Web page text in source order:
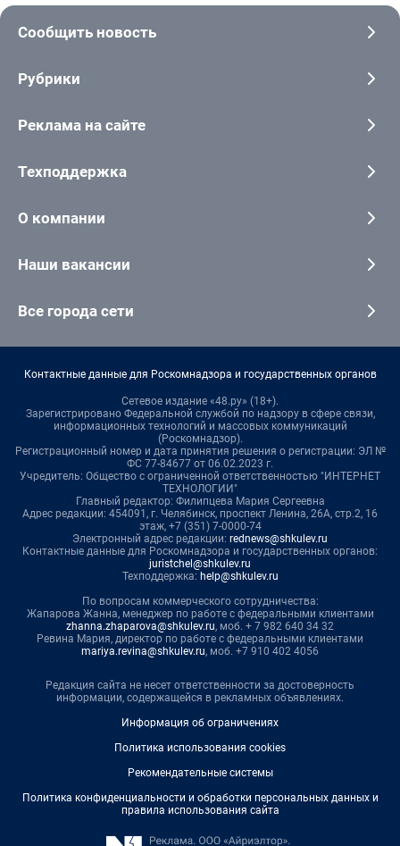
Сообщить новость
Рубрики
Реклама на сайте
Техподдержка
О компании
Наши вакансии
Все города сети
Контактные данные для Роскомнадзора и государственных органов
Сетевое издание «48.ру» (18+).
Зарегистрировано Федеральной службой по надзору в сфере связи,
информационных технологий и массовых коммуникаций
(Роскомнадзор).
Регистрационный номер и дата принятия решения о регистрации: ЭЛ №
ФС 77-84677 от 06.02.2023 г.
Учредитель: Общество с ограниченной ответственностью "ИНТЕРНЕТ
ТЕХНОЛОГИИ"
Главный редактор: Филипцева Мария Сергеевна
Адрес редакции: 454091, г. Челябинск, проспект Ленина, 26А, стр.2, 16
этаж, +7 (351) 7-0000-74
Электронный адрес редакции: rednews@shkulev.ru
Контактные данные для Роскомнадзора и государственных органов:
juristchel@shkulev.ru
Техподдержка: help@shkulev.ru
По вопросам коммерческого сотрудничества:
Жапарова Жанна, менеджер по работе с федеральными клиентами
zhanna.zhaparova@shkulev.ru, моб. + 7 982 640 34 32
Ревина Мария, директор по работе с федеральными клиентами
mariya.revina@shkulev.ru, моб. +7 910 402 4056
Редакция сайта не несет ответственности за достоверность
информации, содержащейся в рекламных объявлениях.
Информация об ограничениях
Политика использования cookies
Рекомендательные системы
Политика конфиденциальности и обработки персональных данных и
правила использования сайта